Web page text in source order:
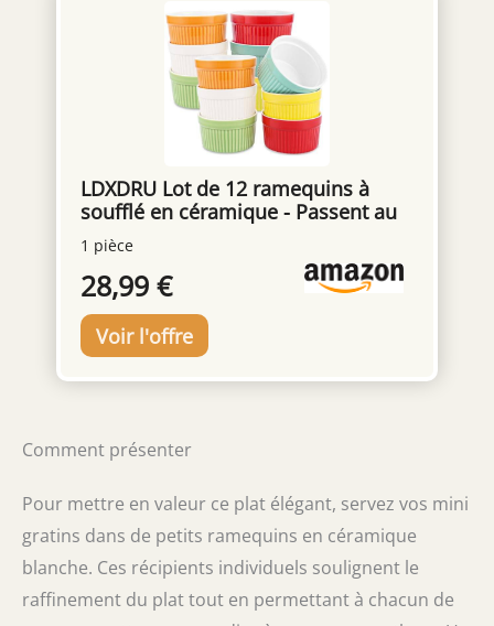
usage domestique ou professionnel, alliant
fonctionnalité et style.
LDXDRU Lot de 12 ramequins à
soufflé en céramique - Passent au
four - 200 ml - Pour crème brûlée -
Mini ramequins en porcelaine
multicolore pour desserts, muffins
1 pièce
28,99 €
Comment présenter
Pour mettre en valeur ce plat élégant, servez vos mini
gratins dans de petits ramequins en céramique
blanche. Ces récipients individuels soulignent le
raffinement du plat tout en permettant à chacun de